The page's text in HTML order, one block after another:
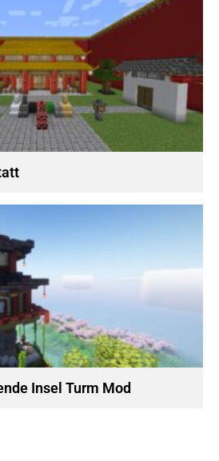
Insel Turm Mod